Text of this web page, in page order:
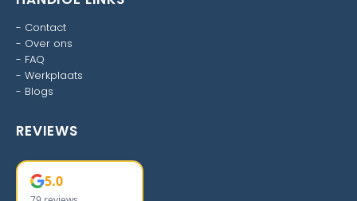
- Contact
- Over ons
- FAQ
- Werkplaats
- Blogs
REVIEWS
5.0